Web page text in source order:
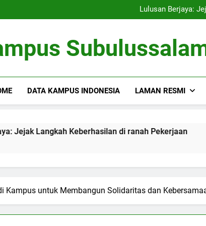
Lulusan Berjaya:
Tugas Biro Karier
Lulusan Berjaya:
Tugas Biro Karier
DATA KAMPUS INDONESIA LAMAN RESMI
Keberhasilan di ranah Pekerjaan Tugas Biro
Kampus untuk Membangun Solidaritas dan